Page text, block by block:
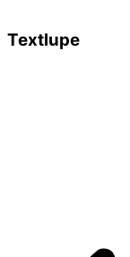
Textlupe